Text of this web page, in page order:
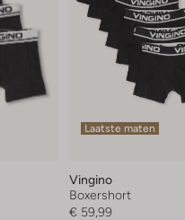
Laatste maten
Vingino
Boxershort
€ 59,99